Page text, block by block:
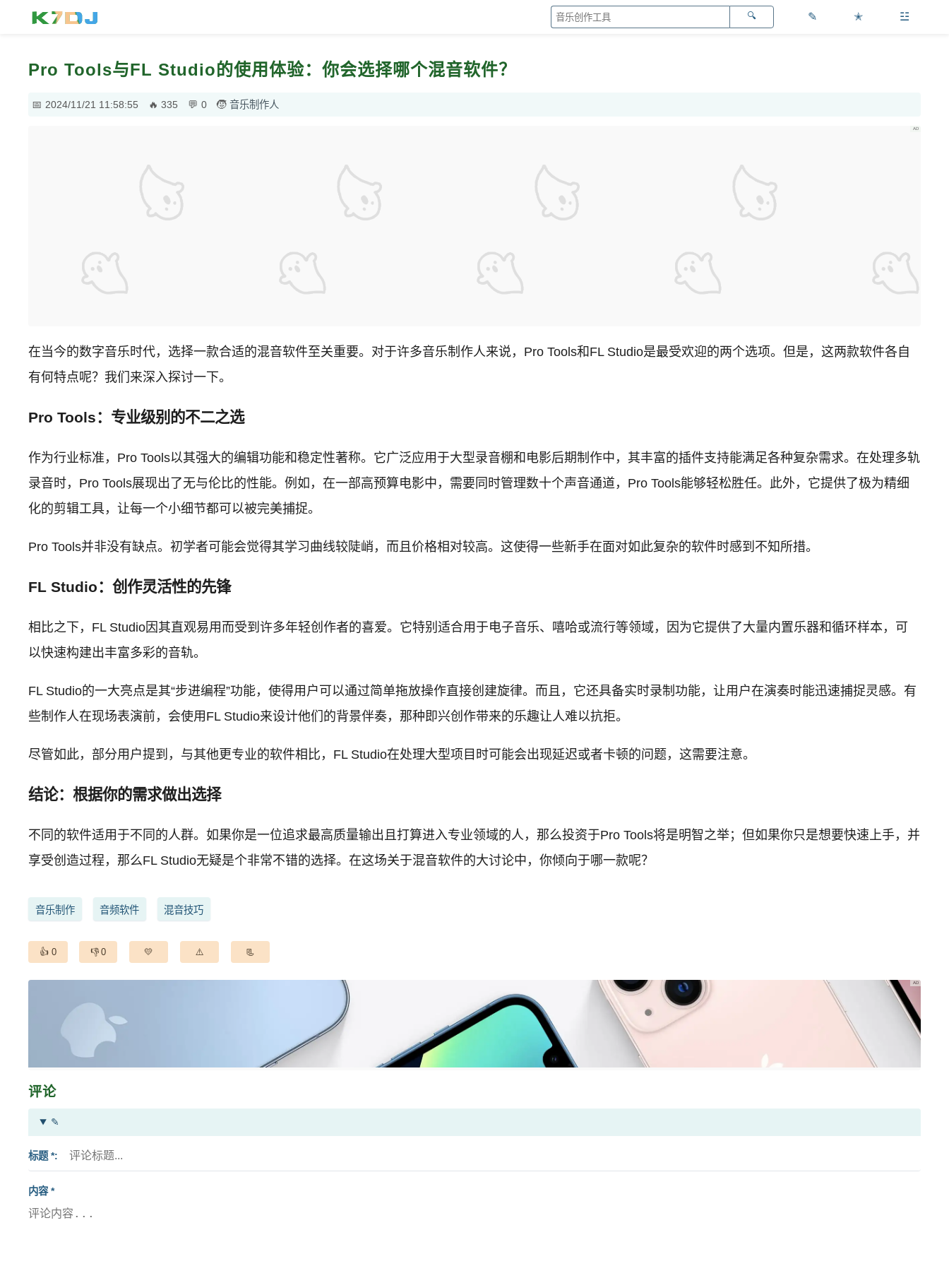
✎ ✭ ☳
Pro Tools与FL Studio的使用体验：你会选择哪个混音软件？
2024/11/21 11:58:55 335 0 音乐制作人
在当今的数字音乐时代，选择一款合适的混音软件至关重要。对于许多音乐制作人来说，Pro Tools和FL Studio是最受欢迎的两个选项。但是，这两款软件各自
有何特点呢？我们来深入探讨一下。
Pro Tools：专业级别的不二之选
作为行业标准，Pro Tools以其强大的编辑功能和稳定性著称。它广泛应用于大型录音棚和电影后期制作中，其丰富的插件支持能满足各种复杂需求。在处理多轨
录音时，Pro Tools展现出了无与伦比的性能。例如，在一部高预算电影中，需要同时管理数十个声音通道，Pro Tools能够轻松胜任。此外，它提供了极为精细
化的剪辑工具，让每一个小细节都可以被完美捕捉。
Pro Tools并非没有缺点。初学者可能会觉得其学习曲线较陡峭，而且价格相对较高。这使得一些新手在面对如此复杂的软件时感到不知所措。
FL Studio：创作灵活性的先锋
相比之下，FL Studio因其直观易用而受到许多年轻创作者的喜爱。它特别适合用于电子音乐、嘻哈或流行等领域，因为它提供了大量内置乐器和循环样本，可
以快速构建出丰富多彩的音轨。
FL Studio的一大亮点是其“步进编程”功能，使得用户可以通过简单拖放操作直接创建旋律。而且，它还具备实时录制功能，让用户在演奏时能迅速捕捉灵感。有
些制作人在现场表演前，会使用FL Studio来设计他们的背景伴奏，那种即兴创作带来的乐趣让人难以抗拒。
尽管如此，部分用户提到，与其他更专业的软件相比，FL Studio在处理大型项目时可能会出现延迟或者卡顿的问题，这需要注意。
结论：根据你的需求做出选择
不同的软件适用于不同的人群。如果你是一位追求最高质量输出且打算进入专业领域的人，那么投资于Pro Tools将是明智之举；但如果你只是想要快速上手，并
享受创造过程，那么FL Studio无疑是个非常不错的选择。在这场关于混音软件的大讨论中，你倾向于哪一款呢？
音乐制作 音频软件 混音技巧
0 0
评论
✎
标题 *
内容 *